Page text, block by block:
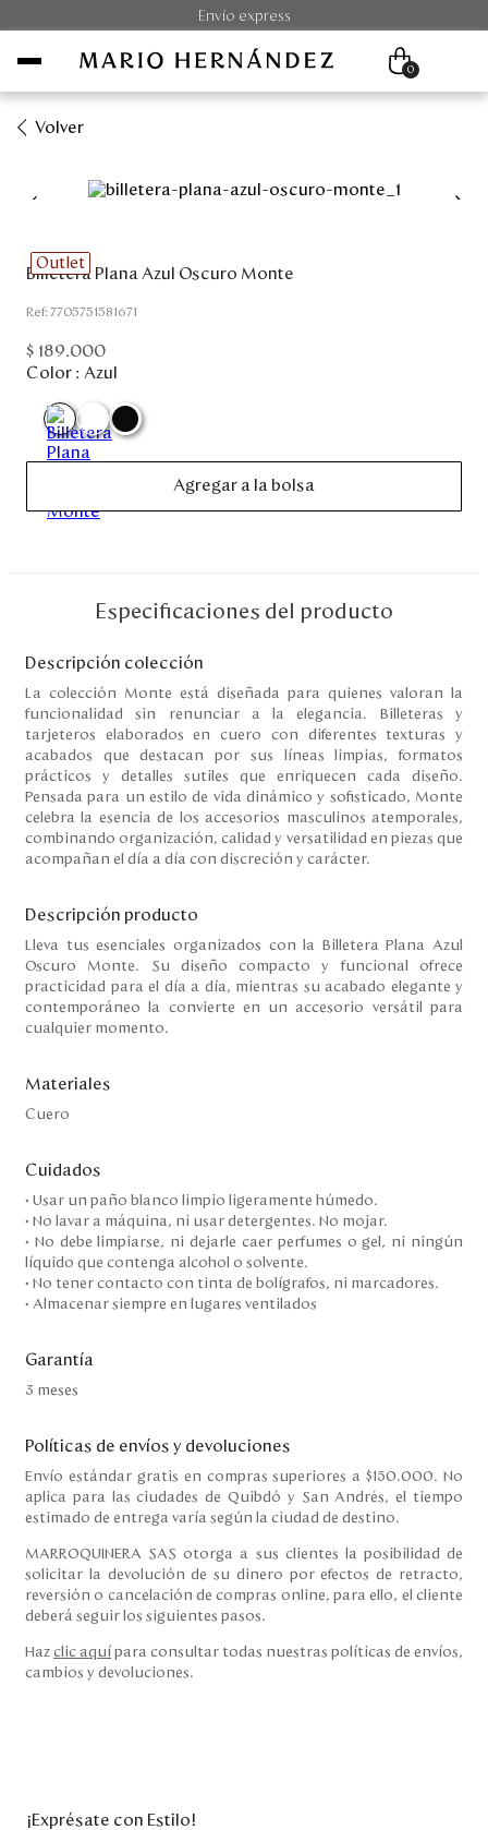
Envío express
Unisex
Outlet
Disney
Servicio al cliente
Nuestras Tiendas
Colombia
Costa Rica
Venezuela
0
Volver
Outlet
Billetera Plana Azul Oscuro Monte
:7705751581671
$ 189.000
Color : Azul
Agregar a la bolsa
Especificaciones del producto
Descripción colección
La colección Monte está diseñada para quienes valoran la
funcionalidad sin renunciar a la elegancia. Billeteras y
tarjeteros elaborados en cuero con diferentes texturas y
acabados que destacan por sus líneas limpias, formatos
prácticos y detalles sutiles que enriquecen cada diseño.
Pensada para un estilo de vida dinámico y sofisticado, Monte
celebra la esencia de los accesorios masculinos atemporales,
combinando organización, calidad y versatilidad en piezas que
acompañan el día a día con discreción y carácter.
Descripción producto
Lleva tus esenciales organizados con la Billetera Plana Azul
Oscuro Monte. Su diseño compacto y funcional ofrece
practicidad para el día a día, mientras su acabado elegante y
contemporáneo la convierte en un accesorio versátil para
cualquier momento.
Materiales
Cuero
Cuidados
• Usar un paño blanco limpio ligeramente húmedo.
• No lavar a máquina, ni usar detergentes. No mojar.
• No debe limpiarse, ni dejarle caer perfumes o gel, ni ningún
líquido que contenga alcohol o solvente.
• No tener contacto con tinta de bolígrafos, ni marcadores.
• Almacenar siempre en lugares ventilados
Garantía
3 meses
Políticas de envíos y devoluciones
Envío estándar gratis en compras superiores a $150.000. No
aplica para las ciudades de Quibdó y San Andrés, el tiempo
estimado de entrega varía según la ciudad de destino.
MARROQUINERA SAS otorga a sus clientes la posibilidad de
solicitar la devolución de su dinero por efectos de retracto,
reversión o cancelación de compras online, para ello, el cliente
deberá seguir los siguientes pasos.
Haz clic aquí para consultar todas nuestras políticas de envíos,
cambios y devoluciones.
¡Exprésate con Estilo!